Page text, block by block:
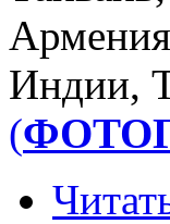
Индии,
(